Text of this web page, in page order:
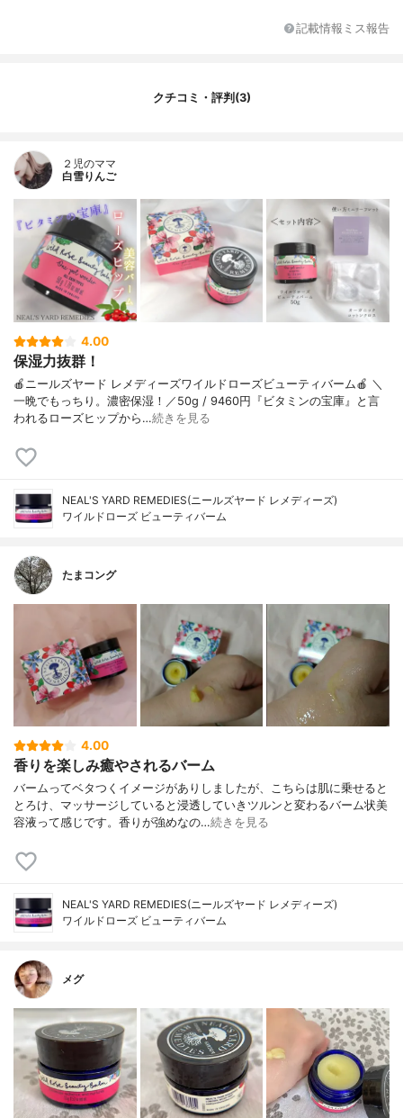
記載情報ミス報告
クチコミ・評判(3)
２児のママ
白雪りんご
4.00
保湿力抜群！
🍎ニールズヤード レメディーズワイルドローズビューティバーム🍎 ＼
一晩でもっちり。濃密保湿！／50g / 9460円『ビタミンの宝庫』と言
われるローズヒップから…続きを見る
NEAL'S YARD REMEDIES(ニールズヤード レメディーズ)
ワイルドローズ ビューティバーム
たまコング
4.00
香りを楽しみ癒やされるバーム
バームってベタつくイメージがありしましたが、こちらは肌に乗せると
とろけ、マッサージしていると浸透していきツルンと変わるバーム状美
容液って感じです。香りが強めなの…続きを見る
NEAL'S YARD REMEDIES(ニールズヤード レメディーズ)
ワイルドローズ ビューティバーム
メグ